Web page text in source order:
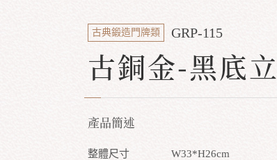
古典鍛造門牌類 GRP-115
古銅金-黑底
產品簡述
整體尺寸 W33*H26cm